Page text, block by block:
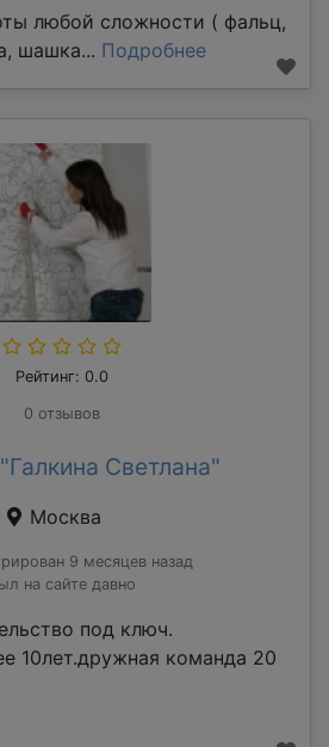
любой сложности ( фальц,
шашка... Подробнее
Рейтинг: 0.0
0 отзывов
Светлана"
Москва
9 месяцев назад
на сайте давно
под ключ.
10лет.дружная команда 20